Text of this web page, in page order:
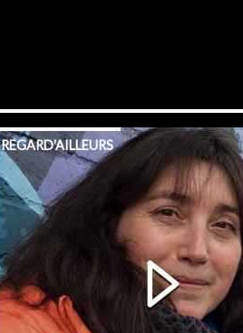
REGARD'AILLEURS